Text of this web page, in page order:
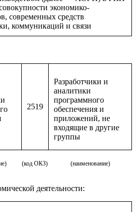
экономико-
современных средств
коммуникаций и связи
2519
Разработчики и
аналитики
программного
обеспечения и
приложений, не
входящие в другие
группы
(код ОКЗ) (наименование)
деятельности: